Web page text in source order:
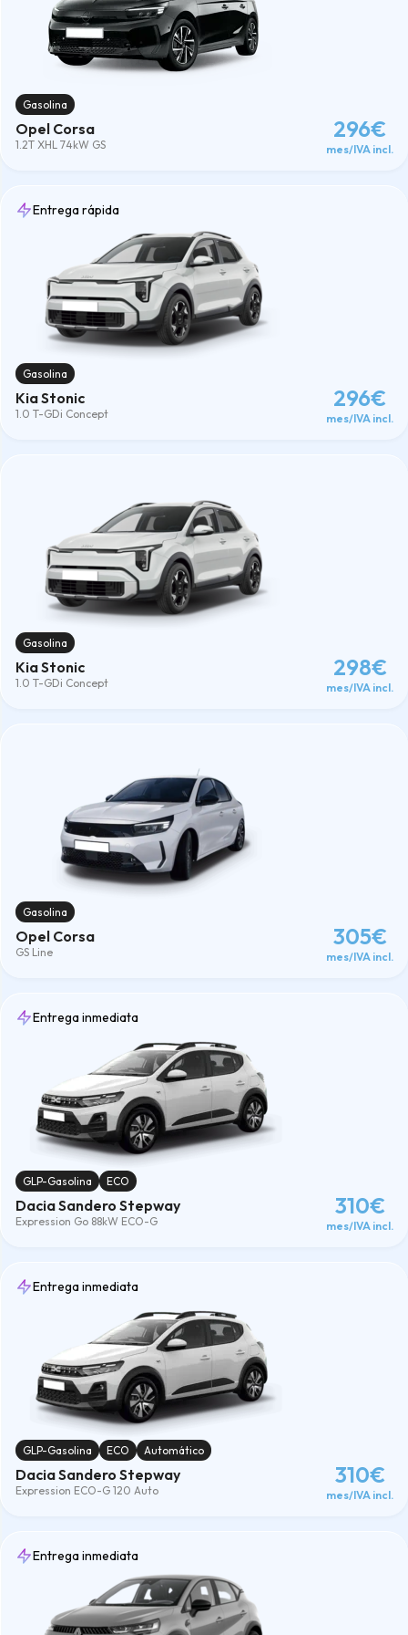
Gasolina
Opel Corsa
1.2T XHL 74kW GS
296€
mes/IVA incl.
Entrega rápida
Gasolina
Kia Stonic
1.0 T-GDi Concept
296€
mes/IVA incl.
Gasolina
Kia Stonic
1.0 T-GDi Concept
298€
mes/IVA incl.
Gasolina
Opel Corsa
GS Line
305€
mes/IVA incl.
Entrega inmediata
GLP-Gasolina ECO
Dacia Sandero Stepway
Expression Go 88kW ECO-G
310€
mes/IVA incl.
Entrega inmediata
GLP-Gasolina ECO Automático
Dacia Sandero Stepway
Expression ECO-G 120 Auto
310€
mes/IVA incl.
Entrega inmediata